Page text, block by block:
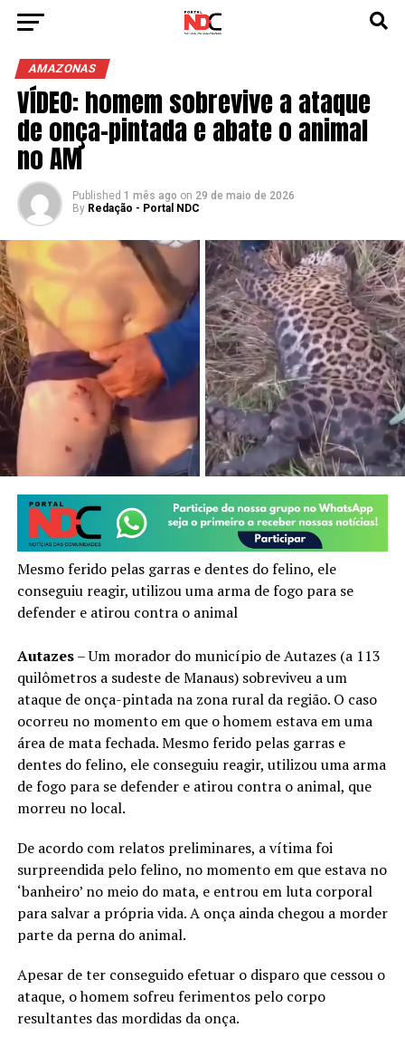
AMAZONAS
VÍDEO: homem sobrevive a ataque
de onça-pintada e abate o animal
no AM
Published 1 mês ago on 29 de maio de 2026
By Redação - Portal NDC
Mesmo ferido pelas garras e dentes do felino, ele
conseguiu reagir, utilizou uma arma de fogo para se
defender e atirou contra o animal
Autazes– Um morador do município de Autazes (a 113
quilômetros a sudeste de Manaus) sobreviveu a um
ataque de onça-pintada na zona rural da região. O caso
ocorreu no momento em que o homem estava em uma
área de mata fechada. Mesmo ferido pelas garras e
dentes do felino, ele conseguiu reagir, utilizou uma arma
de fogo para se defender e atirou contra o animal, que
morreu no local.
De acordo com relatos preliminares, a vítima foi
surpreendida pelo felino, no momento em que estava no
‘banheiro’ no meio do mata, e entrou em luta corporal
para salvar a própria vida. A onça ainda chegou a morder
parte da perna do animal.
Apesar de ter conseguido efetuar o disparo que cessou o
ataque, o homem sofreu ferimentos pelo corpo
resultantes das mordidas da onça.